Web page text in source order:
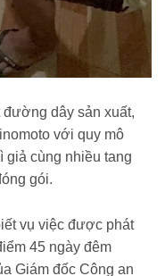
đường dây sản xuất,
với quy mô
giả cùng nhiều tang
gói.
vụ việc được phát
45 ngày đêm
Giám đốc Công an